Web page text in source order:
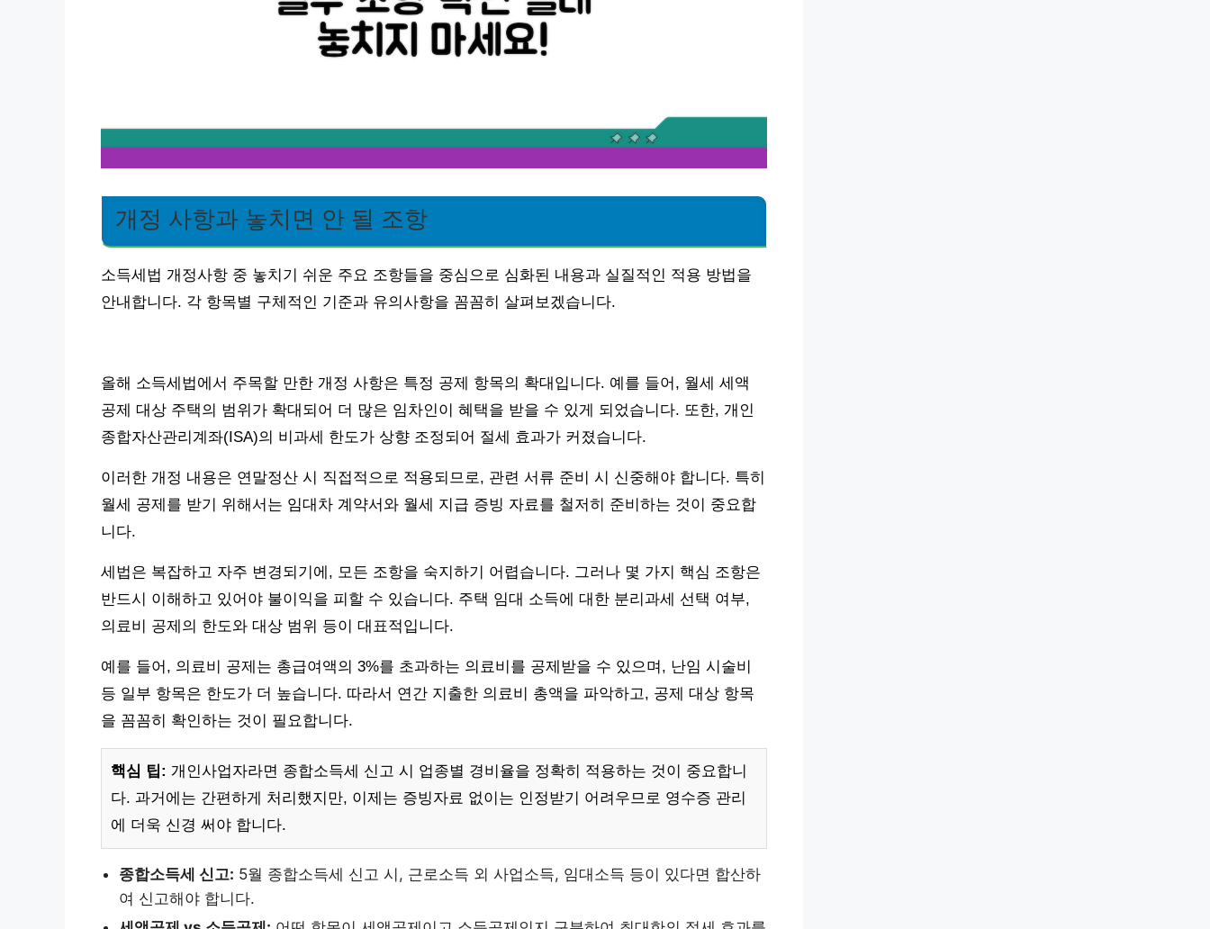
개정 사항과 놓치면 안 될 조항
소득세법 개정사항 중 놓치기 쉬운 주요 조항들을 중심으로 심화된 내용과 실질적인 적용 방법을
안내합니다. 각 항목별 구체적인 기준과 유의사항을 꼼꼼히 살펴보겠습니다.
올해 소득세법에서 주목할 만한 개정 사항은 특정 공제 항목의 확대입니다. 예를 들어, 월세 세액
공제 대상 주택의 범위가 확대되어 더 많은 임차인이 혜택을 받을 수 있게 되었습니다. 또한, 개인
종합자산관리계좌(ISA)의 비과세 한도가 상향 조정되어 절세 효과가 커졌습니다.
이러한 개정 내용은 연말정산 시 직접적으로 적용되므로, 관련 서류 준비 시 신중해야 합니다. 특히
월세 공제를 받기 위해서는 임대차 계약서와 월세 지급 증빙 자료를 철저히 준비하는 것이 중요합
니다.
세법은 복잡하고 자주 변경되기에, 모든 조항을 숙지하기 어렵습니다. 그러나 몇 가지 핵심 조항은
반드시 이해하고 있어야 불이익을 피할 수 있습니다. 주택 임대 소득에 대한 분리과세 선택 여부,
의료비 공제의 한도와 대상 범위 등이 대표적입니다.
예를 들어, 의료비 공제는 총급여액의 3%를 초과하는 의료비를 공제받을 수 있으며, 난임 시술비
등 일부 항목은 한도가 더 높습니다. 따라서 연간 지출한 의료비 총액을 파악하고, 공제 대상 항목
을 꼼꼼히 확인하는 것이 필요합니다.
핵심 팁: 개인사업자라면 종합소득세 신고 시 업종별 경비율을 정확히 적용하는 것이 중요합니
다. 과거에는 간편하게 처리했지만, 이제는 증빙자료 없이는 인정받기 어려우므로 영수증 관리
에 더욱 신경 써야 합니다.
종합소득세 신고: 5월 종합소득세 신고 시, 근로소득 외 사업소득, 임대소득 등이 있다면 합산하
여 신고해야 합니다.